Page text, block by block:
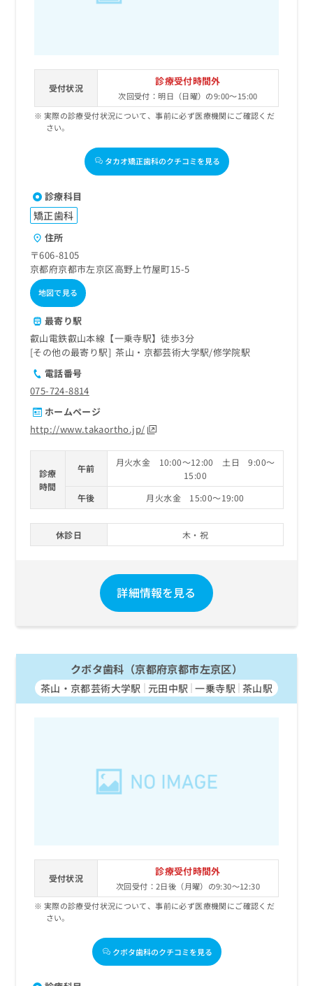
受付状況
診療受付時間外
次回受付：明日（日曜）の9:00～15:00
実際の診療受付状況について、事前に必ず医療機関にご確認くだ
さい。
タカオ矯正歯科のクチコミを見る
診療科目
矯正歯科
住所
〒606-8105
京都府京都市左京区高野上竹屋町15-5
地図で見る
最寄り駅
叡山電鉄叡山本線【一乗寺駅】徒歩3分
その他の最寄り駅
茶山・京都芸術大学駅 修学院駅
電話番号
075-724-8814
ホームページ
http://www.takaortho.jp/
診療
時間
午前
月火水金 10:00～12:00 土日 9:00～
15:00
午後
月火水金 15:00～19:00
休診日 木・祝
詳細情報を見る
クボタ歯科（京都府京都市左京区）
茶山・京都芸術大学駅 元田中駅 一乗寺駅 茶山駅
受付状況
診療受付時間外
次回受付：2日後（月曜）の9:30～12:30
実際の診療受付状況について、事前に必ず医療機関にご確認くだ
さい。
クボタ歯科のクチコミを見る